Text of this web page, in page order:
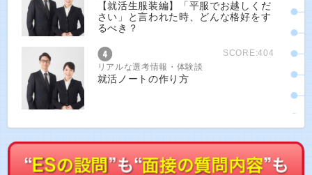
【就活生服装編】「平服でお越しくだ
さい」と言われた時、どんな格好をす
るべき？
SCORE:404
リアルな選考情報・体験談
就活ノートの作り方